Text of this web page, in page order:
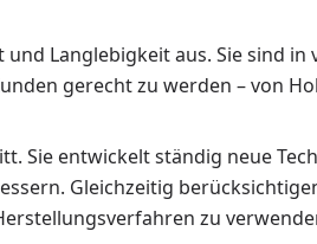
Langlebigkeit aus. Sie sind in
gerecht zu werden – von
Sie entwickelt ständig neue
Gleichzeitig
zu